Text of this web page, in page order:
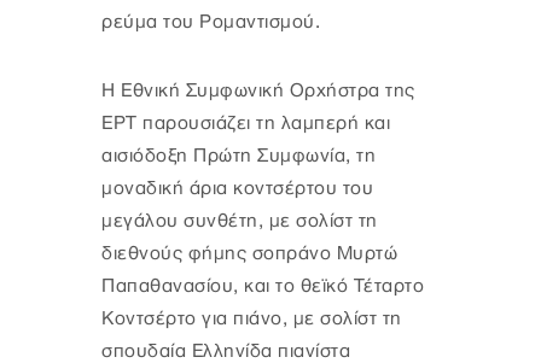
ρεύμα του Ρομαντισμού.
Η Εθνική Συμφωνική Ορχήστρα της
ΕΡΤ παρουσιάζει τη λαμπερή και
αισιόδοξη Πρώτη Συμφωνία, τη
μοναδική άρια κοντσέρτου του
μεγάλου συνθέτη, με σολίστ τη
διεθνούς φήμης σοπράνο Μυρτώ
Παπαθανασίου, και το θεϊκό Τέταρτο
Κοντσέρτο για πιάνο, με σολίστ τη
σπουδαία Ελληνίδα πιανίστα